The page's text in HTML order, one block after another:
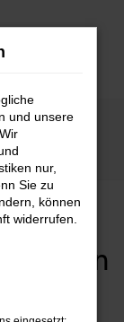
Allroad für Bielefeld
und unsere
nur,
Sie zu
können
widerrufen.